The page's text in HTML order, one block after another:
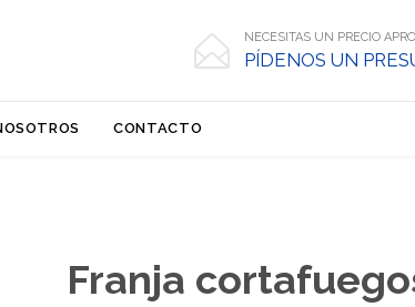
 NECESITAS UN PRECIO
PÍDENOS UN
CONTACTO
Franja